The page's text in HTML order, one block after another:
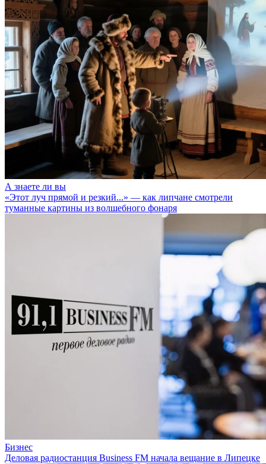
А знаете ли вы
«Этот луч прямой и резкий...» — как липчане смотрели
туманные картины из волшебного фонаря
Бизнес
Деловая радиостанция Business FM начала вещание в Липецке